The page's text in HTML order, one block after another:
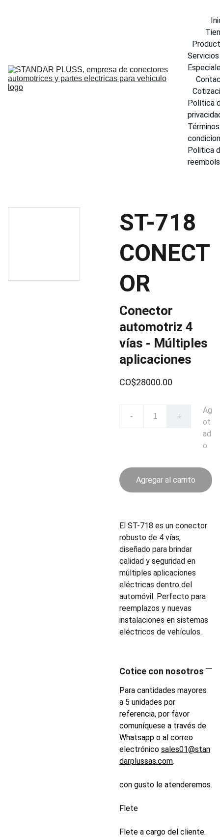
Servicios
Política
Politica
ST-718
CONECT
OR
Conector
automotriz 4
vías - Múltiples
aplicaciones
CO$28000.00
- +
Ag
ot
ad
o
Agregar al carrito
El ST-718 es un conector
robusto de 4 vías,
diseñado para brindar
calidad y seguridad en
múltiples aplicaciones
eléctricas dentro del
automóvil. Perfecto para
reemplazos y nuevas
instalaciones en sistemas
eléctricos de vehículos.
Cotice con nosotros
Para cantidades mayores
a 5 unidades por
referencia, por favor
comuníquese a través de
Whatsapp o al correo
electrónico sales01@stan
darplussas.com.
con gusto le atenderemos.
Flete
Flete a cargo del cliente.